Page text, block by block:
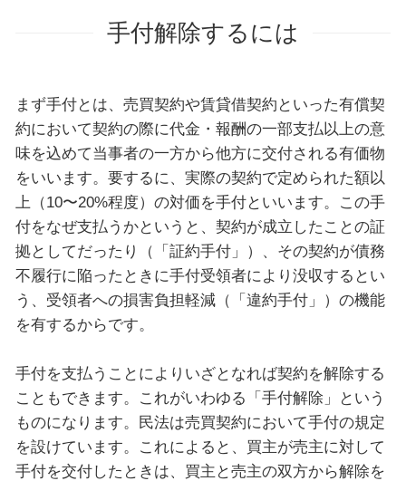
手付解除するには
まず手付とは、売買契約や賃貸借契約といった有償契
約において契約の際に代金・報酬の一部支払以上の意
味を込めて当事者の一方から他方に交付される有価物
をいいます。要するに、実際の契約で定められた額以
上（10〜20%程度）の対価を手付といいます。この手
付をなぜ支払うかというと、契約が成立したことの証
拠としてだったり（「証約手付」）、その契約が債務
不履行に陥ったときに手付受領者により没収するとい
う、受領者への損害負担軽減（「違約手付」）の機能
を有するからです。
手付を支払うことによりいざとなれば契約を解除する
こともできます。これがいわゆる「手付解除」という
ものになります。民法は売買契約において手付の規定
を設けています。これによると、買主が売主に対して
手付を交付したときは、買主と売主の双方から解除を